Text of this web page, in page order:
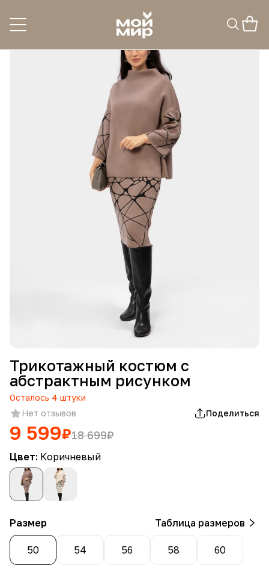
Трикотажный костюм с
абстрактным рисунком
Осталось 4 штуки
Нет отзывов
Поделиться
9 599₽18 699₽
Цвет: Коричневый
Размер Таблица размеров
50 54 56 58 60